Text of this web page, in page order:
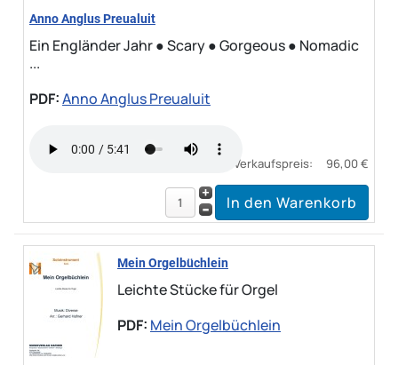
Anno Anglus Preualuit
Ein Engländer Jahr ● Scary ● Gorgeous ● Nomadic
...
PDF:Anno Anglus Preualuit
Verkaufspreis: 96,00 €
Mein Orgelbüchlein
Leichte Stücke für Orgel
PDF: Mein Orgelbüchlein